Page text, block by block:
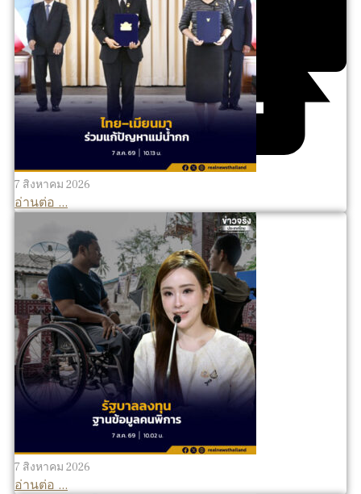
7 สิงหาคม 2026
อ่านต่อ ...
7 สิงหาคม 2026
อ่านต่อ ...